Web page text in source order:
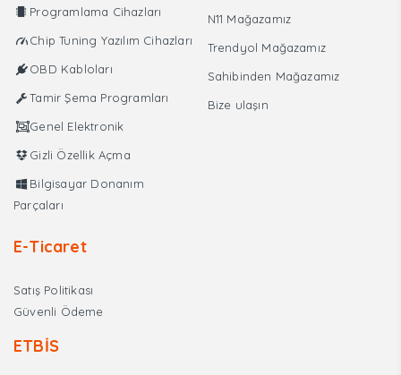
adet
Programlama Cihazları
Chip Tuning Yazılım Cihazları
OBD Kabloları
Tamir Şema Programları
Genel Elektronik
Gizli Özellik Açma
Bilgisayar Donanım
Parçaları
N11 Mağazamız
Trendyol Mağazamız
Sahibinden Mağazamız
Bize ulaşın
E-Ticaret
Satış Politikası
Güvenli Ödeme
ETBİS